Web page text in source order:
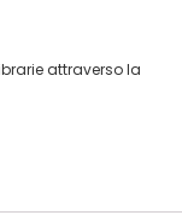
attraverso la